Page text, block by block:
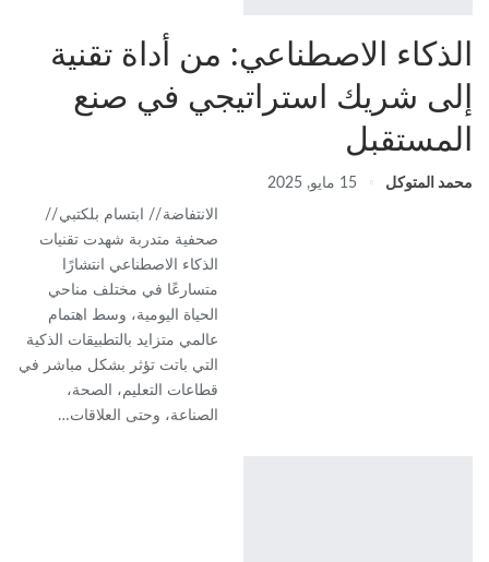
الذكاء الاصطناعي: من أداة تقنية
إلى شريك استراتيجي في صنع
المستقبل
محمد المتوكل 15 مايو, 2025
الانتفاضة // ابتسام بلكتبي //
صحفية متدربة شهدت تقنيات
الذكاء الاصطناعي انتشارًا
متسارعًا في مختلف مناحي
الحياة اليومية، وسط اهتمام
عالمي متزايد بالتطبيقات الذكية
التي باتت تؤثر بشكل مباشر في
قطاعات التعليم، الصحة،
الصناعة، وحتى العلاقات…